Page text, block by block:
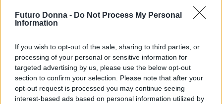
Futuro Donna - Do Not Process My Personal
Information
If you wish to opt-out of the sale, sharing to third parties, or
processing of your personal or sensitive information for
targeted advertising by us, please use the below opt-out
section to confirm your selection. Please note that after your
opt-out request is processed you may continue seeing
interest-based ads based on personal information utilized by
AUTORE
Staff